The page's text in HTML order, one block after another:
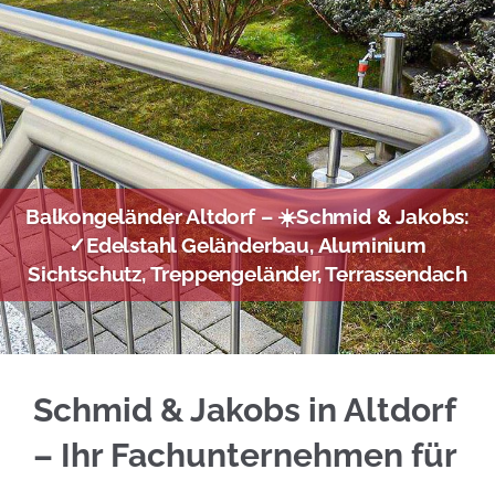
Balkongeländer Altdorf – ☀️Schmid & Jakobs:
✓Edelstahl Geländerbau, Aluminium
Sichtschutz, Treppengeländer, Terrassendach
Schmid & Jakobs in Altdorf
– Ihr Fachunternehmen für